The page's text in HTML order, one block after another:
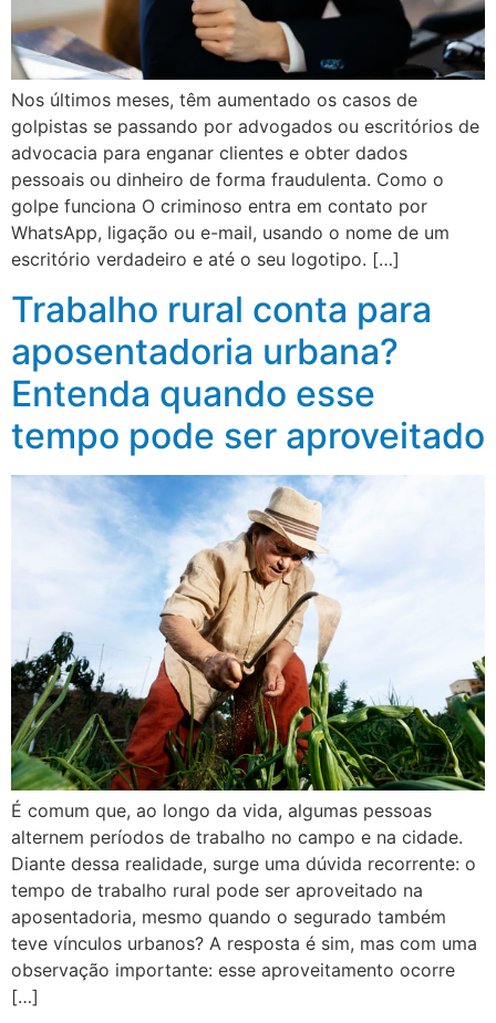
Nos últimos meses, têm aumentado os casos de
golpistas se passando por advogados ou escritórios de
advocacia para enganar clientes e obter dados
pessoais ou dinheiro de forma fraudulenta. Como o
golpe funciona O criminoso entra em contato por
WhatsApp, ligação ou e-mail, usando o nome de um
escritório verdadeiro e até o seu logotipo. […]
Trabalho rural conta para
aposentadoria urbana?
Entenda quando esse
tempo pode ser aproveitado
É comum que, ao longo da vida, algumas pessoas
alternem períodos de trabalho no campo e na cidade.
Diante dessa realidade, surge uma dúvida recorrente: o
tempo de trabalho rural pode ser aproveitado na
aposentadoria, mesmo quando o segurado também
teve vínculos urbanos? A resposta é sim, mas com uma
observação importante: esse aproveitamento ocorre
[…]